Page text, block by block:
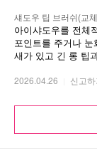
섀도우 팁 브러쉬(교
아이샤도우를 전체
포인트를 주거나 눈
새가 있고 긴 롱 팁과 짧은 팁 두 가지
2026.04.26 신고하